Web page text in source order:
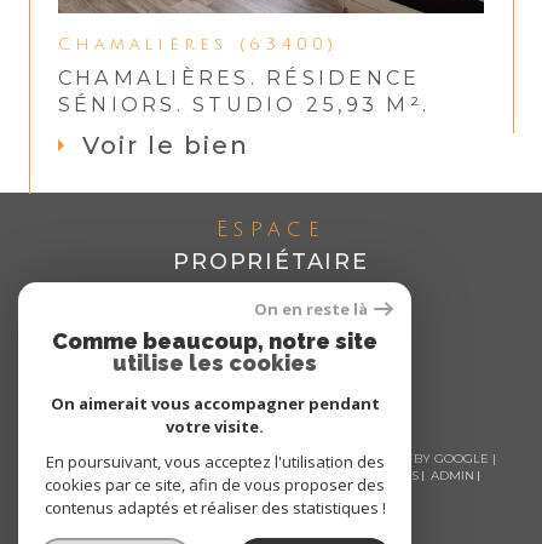
Chamalières (63400)
CHAMALIÈRES. RÉSIDENCE
SÉNIORS. STUDIO 25,93 M².
Voir le bien
Espace
PROPRIÉTAIRE
Se connecter
© 2026 | TOUS DROITS RÉSERVÉS | TRADUCTION POWERED BY GOOGLE |
NOS HONORAIRES
PLAN DU SITE MENTIONS LÉGALES
ADMIN
NOS LIENS
POLITIQUE RGPD COOKIES
On en reste là
Comme beaucoup, notre site
utilise les cookies
On aimerait vous accompagner pendant
votre visite.
En poursuivant, vous acceptez l'utilisation des
cookies par ce site, afin de vous proposer des
contenus adaptés et réaliser des statistiques !